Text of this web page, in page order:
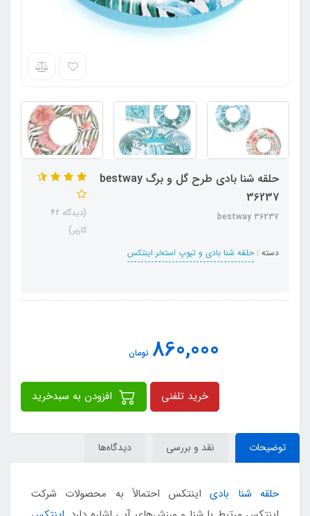
حلقه شنا بادی طرح گل و برگ bestway
36237
bestway 36237
دسته : حلقه شنا بادی و تیوپ استخر اینتکس
(دیدگاه 42
کاربر)
860,000 تومان
خرید تلفنی
توضیحات نقد و بررسی دیدگاه‌ها
حلقه شنا بادیاینتکس احتمالاً به محصولات شرکت